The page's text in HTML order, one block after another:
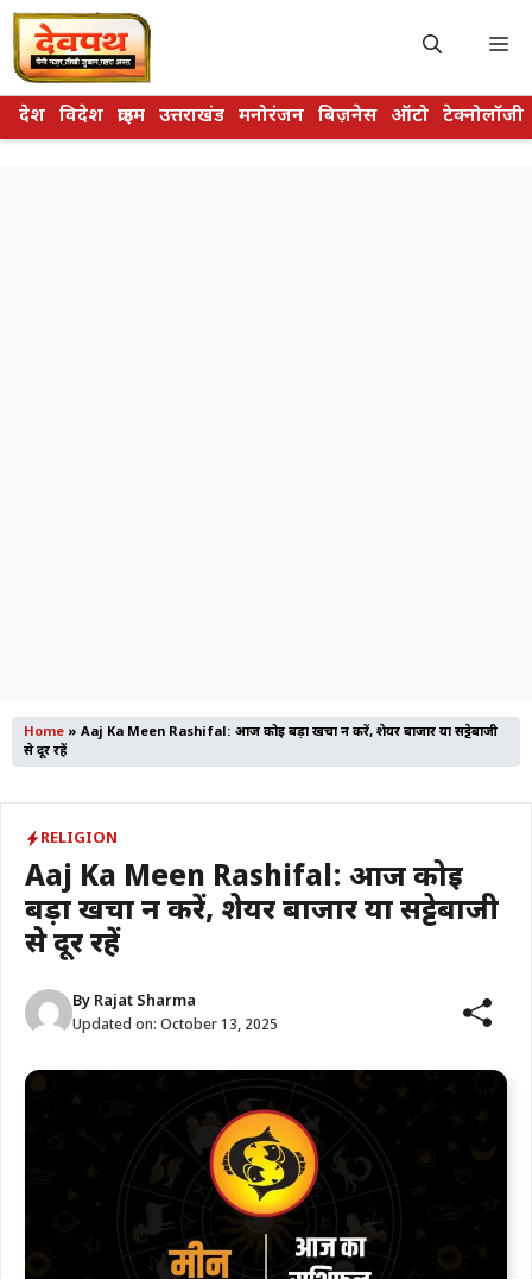
Skip
to
content
देश विदेश क्राइम उत्तराखंड मनोरंजन बिज़नेस ऑटो टेक्नोलॉजी
Home » Aaj Ka Meen Rashifal: आज कोई बड़ा खर्चा न करें, शेयर बाजार या सट्टेबाजी
से दूर रहें
RELIGION
Aaj Ka Meen Rashifal: आज कोई
बड़ा खर्चा न करें, शेयर बाजार या सट्टेबाजी
से दूर रहें
By Rajat Sharma
Updated on: October 13, 2025